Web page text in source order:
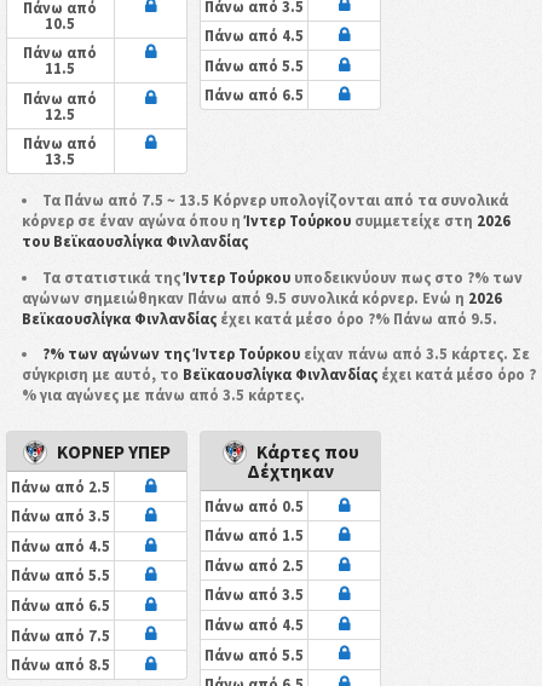
Πάνω από
10.5
Πάνω από
11.5
Πάνω από
12.5
Πάνω από
13.5
Πάνω από 3.5
Πάνω από 4.5
Πάνω από 5.5
Πάνω από 6.5
Τα Πάνω από 7.5 ~ 13.5 Κόρνερ υπολογίζονται από τα συνολικά
κόρνερ σε έναν αγώνα όπου ηΊντερ Τούρκουσυμμετείχε στη 2026
του Βεϊκαουσλίγκα Φινλανδίας
Τα στατιστικά τηςΊντερ Τούρκου υποδεικνύουν πως στο ?% των
αγώνων σημειώθηκαν Πάνω από 9.5 συνολικά κόρνερ. Ενώ η 2026
Βεϊκαουσλίγκα Φινλανδίαςέχει κατά μέσο όρο ?% Πάνω από 9.5.
?% των αγώνων της Ίντερ Τούρκου είχαν πάνω από 3.5 κάρτες. Σε
σύγκριση με αυτό, το Βεϊκαουσλίγκα Φινλανδίαςέχει κατά μέσο όρο ?
% για αγώνες με πάνω από 3.5 κάρτες.
ΚΟΡΝΕΡ ΥΠΕΡ
Πάνω από 2.5
Πάνω από 3.5
Πάνω από 4.5
Πάνω από 5.5
Πάνω από 6.5
Πάνω από 7.5
Πάνω από 8.5
Κάρτες που
Δέχτηκαν
Πάνω από 0.5
Πάνω από 1.5
Πάνω από 2.5
Πάνω από 3.5
Πάνω από 4.5
Πάνω από 5.5